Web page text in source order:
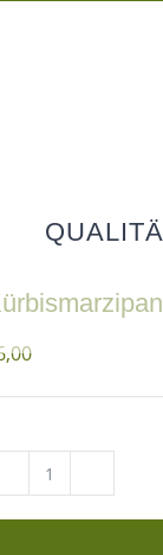
Menge